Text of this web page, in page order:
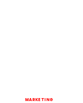
MARKETING